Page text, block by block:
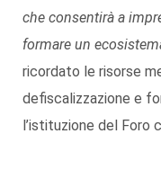
che consentirà a
formare un
ricordato le risorse
defiscalizzazione e
l’istituzione del Foro